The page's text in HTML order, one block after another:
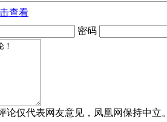
查看
密码
论仅代表网友意见，凤凰网保持中立。